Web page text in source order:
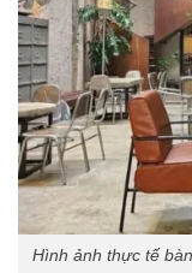
Hình ảnh thực tế